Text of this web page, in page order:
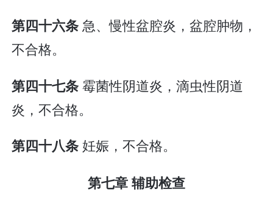
第四十六条急、慢性盆腔炎，盆腔肿物，
不合格。
第四十七条霉菌性阴道炎，滴虫性阴道
炎，不合格。
第四十八条妊娠，不合格。
第七章 辅助检查